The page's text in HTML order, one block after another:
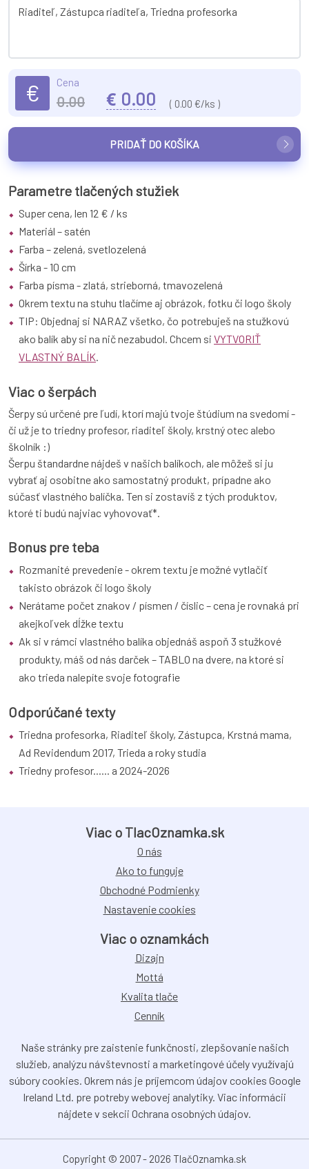
€ Cena
0.00 € 0.00 ( 0.00 €/ks )
PRIDAŤ DO KOŠÍKA
Parametre tlačených stužiek
Super cena, len 12 € / ks
Materiál – satén
Farba – zelená, svetlozelená
Šírka - 10 cm
Farba písma - zlatá, strieborná, tmavozelená
Okrem textu na stuhu tlačíme aj obrázok, fotku či logo školy
TIP: Objednaj si NARAZ všetko, čo potrebuješ na stužkovú
ako balík aby si na nič nezabudol. Chcem si VYTVORIŤ
VLASTNÝ BALÍK
Viac o šerpách
Šerpy sú určené pre ľudí, ktorí majú tvoje štúdium na svedomí -
či už je to triedny profesor, riaditeľ školy, krstný otec alebo
školník :)
Šerpu štandardne nájdeš v našich balíkoch, ale môžeš si ju
vybrať aj osobitne ako samostatný produkt, prípadne ako
súčasť vlastného balíčka. Ten si zostavíš z tých produktov,
ktoré ti budú najviac vyhovovať*.
Bonus pre teba
Rozmanité prevedenie - okrem textu je možné vytlačiť
takisto obrázok či logo školy
Nerátame počet znakov / písmen / číslic – cena je rovnaká pri
akejkoľvek dĺžke textu
Ak si v rámci vlastného balíka objednáš aspoň 3 stužkové
produkty, máš od nás darček – TABLO na dvere, na ktoré si
ako trieda nalepíte svoje fotografie
Odporúčané texty
Triedna profesorka, Riaditeľ školy, Zástupca, Krstná mama,
Ad Revidendum 2017, Trieda a roky studia
Triedny profesor...... a 2024-2026
Viac o TlacOznamka.sk
O nás
Ako to funguje
Obchodné Podmienky
Nastavenie cookies
Viac o oznamkách
Dizajn
Mottá
Kvalita tlače
Cenník
Naše stránky pre zaistenie funkčnosti, zlepšovanie našich
služieb, analýzu návštevnosti a marketingové účely využívajú
súbory cookies. Okrem nás je príjemcom údajov cookies Google
Ireland Ltd. pre potreby webovej analytiky. Viac informácii
nájdete v sekcii Ochrana osobných údajov.
Copyright © 2007 - 2026 TlačOznamka.sk